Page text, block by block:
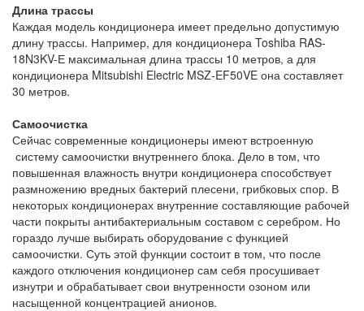
Длина трассы
Каждая модель кондиционера имеет предельно допустимую
длину трассы. Например, для кондиционера Toshiba RAS-
18N3KV-Е максимальная длина трассы 10 метров, а для
кондиционера Mitsubishi Electric MSZ-EF50VE она составляет
30 метров.
Самоочистка
Сейчас современные кондиционеры имеют встроенную
систему самоочистки внутреннего блока. Дело в том, что
повышенная влажность внутри кондиционера способствует
размножению вредных бактерий плесени, грибковых спор. В
некоторых кондиционерах внутренние составляющие рабочей
части покрыты антибактериальным составом с серебром. Но
гораздо лучше выбирать оборудование с функцией
самоочистки. Суть этой функции состоит в том, что после
каждого отключения кондиционер сам себя просушивает
изнутри и обрабатывает свои внутренности озоном или
насыщенной концентрацией анионов.